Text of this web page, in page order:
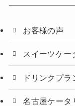
お客様の声
スイーツケー
ドリンクプラ
名古屋ケータ